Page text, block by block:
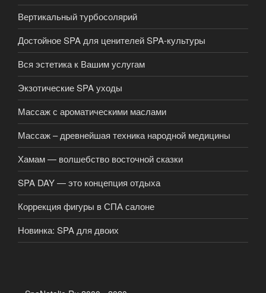
Вертикальный турбосолярий
Достойное SPA для ценителей SPA-культуры
Вся эстетика к Вашим услугам
Экзотические SPA уходы
Массаж с ароматическими маслами
Массаж – древнейшая техника народной медицины
Хамам — волшебство восточной сказки
SPA DAY — это концепция отдыха
Коррекция фигуры в СПА салоне
Новинка: SPA для двоих